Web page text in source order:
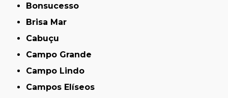
Bonsucesso
Brisa Mar
Cabuçu
Campo Grande
Campo Lindo
Campos Elíseos